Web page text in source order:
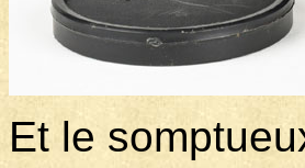
Et le